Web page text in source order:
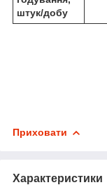
штук/добу
Приховати
Характеристики